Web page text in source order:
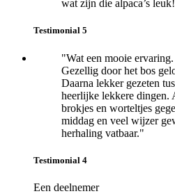
wat zijn die alpaca’s
Testimonial 5
"Wat een mooie
Gezellig door het bos
Daarna lekker gezeten
heerlijke lekkere dingen.
brokjes en worteltjes
middag en veel wijzer
herhaling vatbaar."
Testimonial 4
Een deelnemer